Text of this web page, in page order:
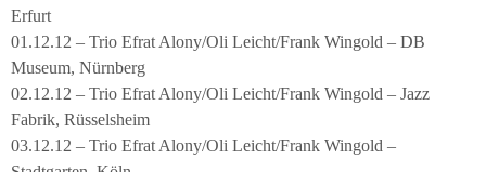
Erfurt
01.12.12 – Trio Efrat Alony/Oli Leicht/Frank Wingold – DB
Museum, Nürnberg
02.12.12 – Trio Efrat Alony/Oli Leicht/Frank Wingold – Jazz
Fabrik, Rüsselsheim
03.12.12 – Trio Efrat Alony/Oli Leicht/Frank Wingold –